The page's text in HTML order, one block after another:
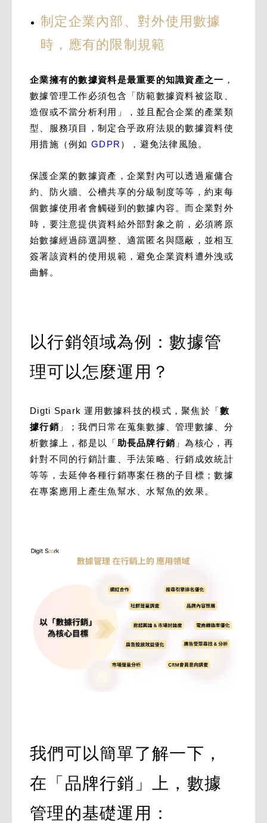
制定企業內部、對外使用數據
時，應有的限制規範
企業擁有的數據資料是最重要的知識資產之一 ，
數據管理工作必須包含「防範數據資料被盜取、
造假或不當分析利用」，並且配合企業的產業類
型、服務項目，制定合乎政府法規的數據資料使
用措施（例如 GDPR ），避免法律風險。
保護企業的數據資產，企業對內可以透過雇傭合
約、防火牆、公槽共享的分級制度等等，約束每
個數據使用者會觸碰到的數據內容。而企業對外
時，要注意提供資料給外部對象之前，必須將原
始數據經過篩選調整、適當匿名與隱蔽，並相互
簽署該資料的使用規範，避免企業資料遭外洩或
曲解。
以行銷領域為例：數據管
理可以怎麼運用？
Digti Spark 運用數據科技的模式，聚焦於「數
據行銷 」；我們日常在蒐集數據、管理數據、分
析數據上，都是以「助長品牌行銷 」為核心，再
針對不同的行銷計畫、手法策略、行銷成效統計
等等，去延伸各種行銷專案任務的子目標；數據
在專案應用上產生魚幫水、水幫魚的效果。
我們可以簡單了解一下，
在「品牌行銷」上，數據
管理的基礎運用：